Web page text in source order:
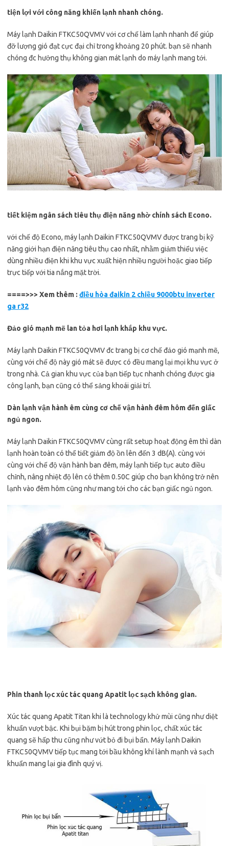
tiện lợi với công năng khiến lạnh nhanh chóng.
Máy lạnh Daikin FTKC50QVMV với cơ chế làm lạnh nhanh để giúp
đỡ lượng gió đạt cực đại chỉ trong khoảng 20 phút. bạn sẽ nhanh
chóng đc hưởng thụ không gian mát lạnh do máy lạnh mang tới.
tiết kiệm ngân sách tiêu thụ điện năng nhờ chính sách Econo.
với chế độ Econo, máy lạnh Daikin FTKC50QVMV được trang bị kỹ
năng giới hạn điện năng tiêu thụ cao nhất, nhằm giảm thiểu việc
dùng nhiều điện khi khu vực xuất hiện nhiều người hoặc giao tiếp
trực tiếp với tia nắng mặt trời.
====>>> Xem thêm : điều hòa đaikin 2 chiều 9000btu inverter
ga r32
Đảo gió mạnh mẽ lan tỏa hơi lạnh khắp khu vực.
Máy lạnh Daikin FTKC50QVMV đc trang bị cơ chế đảo gió mạnh mẽ,
cùng với chế độ này gió mát sẽ được có đều mang lại mọi khu vực ở
trong nhà. Cả gian khu vực của bạn tiếp tục nhanh chóng được gia
công lạnh, bạn cũng có thể sảng khoái giải trí.
Dàn lạnh vận hành êm cùng cơ chế vận hành đêm hôm đến giấc
ngủ ngon.
Máy lạnh Daikin FTKC50QVMV cùng rất setup hoạt động êm thì dàn
lạnh hoàn toàn có thể tiết giảm độ ồn lên đến 3 dB(A). cùng với
cùng với chế độ vận hành ban đêm, máy lạnh tiếp tục auto điều
chỉnh, nâng nhiệt độ lên có thêm 0.50C giúp cho bạn không trở nên
lạnh vào đêm hôm cũng như mang tới cho các bạn giấc ngủ ngon.
Phin thanh lọc xúc tác quang Apatit lọc sạch không gian.
Xúc tác quang Apatit Titan khi là technology khử mùi cũng như diệt
khuẩn vượt bậc. Khi bụi bặm bị hút trong phin lọc, chất xúc tác
quang sẽ hấp thu cũng như vứt bỏ đi bụi bẩn. Máy lạnh Daikin
FTKC50QVMV tiếp tục mang tới bầu không khí lành mạnh và sạch
khuẩn mang lại gia đình quý vị.